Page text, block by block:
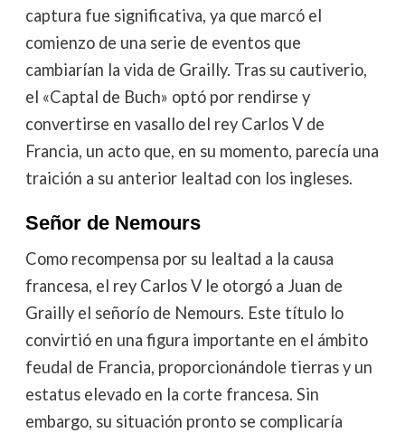
captura fue significativa, ya que marcó el
comienzo de una serie de eventos que
cambiarían la vida de Grailly. Tras su cautiverio,
el «Captal de Buch» optó por rendirse y
convertirse en vasallo del rey Carlos V de
Francia, un acto que, en su momento, parecía una
traición a su anterior lealtad con los ingleses.
Señor de Nemours
Como recompensa por su lealtad a la causa
francesa, el rey Carlos V le otorgó a Juan de
Grailly el señorío de Nemours. Este título lo
convirtió en una figura importante en el ámbito
feudal de Francia, proporcionándole tierras y un
estatus elevado en la corte francesa. Sin
embargo, su situación pronto se complicaría